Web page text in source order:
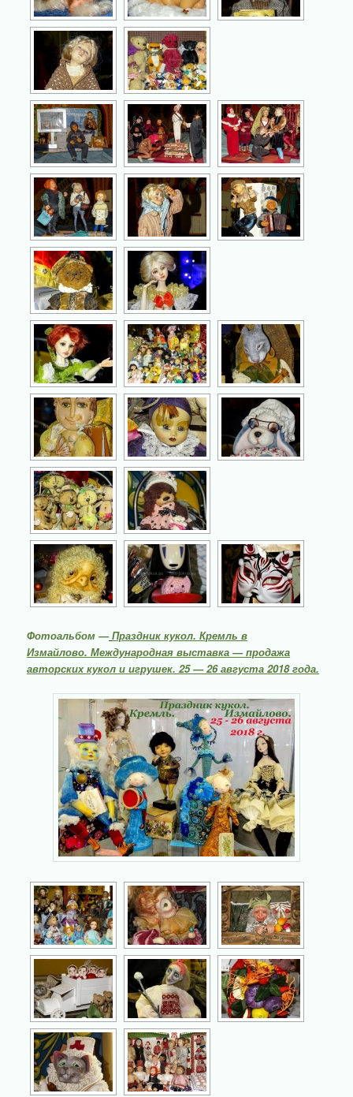
Фотоальбом — Праздник кукол.Кремль в
Измайлово.Международная выставка — продажа
авторских кукол и игрушек.25 — 26 августа 2018 года.